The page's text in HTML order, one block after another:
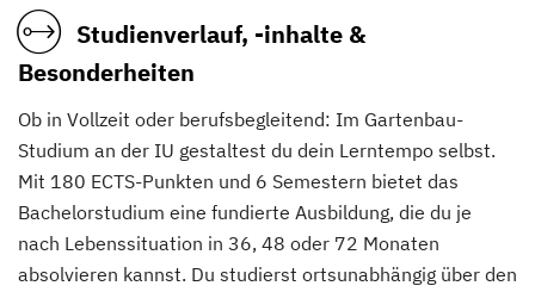
Studienverlauf, -inhalte &
Besonderheiten
Ob in Vollzeit oder berufsbegleitend: Im Gartenbau-
Studium an der IU gestaltest du dein Lerntempo selbst.
Mit 180 ECTS-Punkten und 6 Semestern bietet das
Bachelorstudium eine fundierte Ausbildung, die du je
nach Lebenssituation in 36, 48 oder 72 Monaten
absolvieren kannst. Du studierst ortsunabhängig über den